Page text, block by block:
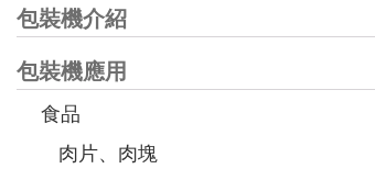
包裝機介紹
包裝機應用
食品
肉片、肉塊